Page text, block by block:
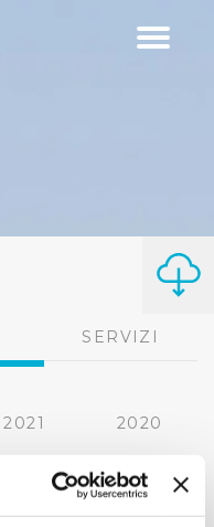
Toggle
SERVIZI
2021 2020
2016
2013 2012